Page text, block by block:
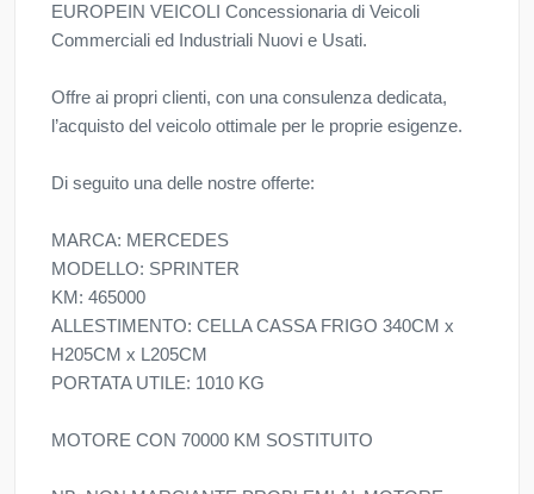
EUROPEIN VEICOLI Concessionaria di Veicoli
Commerciali ed Industriali Nuovi e Usati.
Offre ai propri clienti, con una consulenza dedicata,
l’acquisto del veicolo ottimale per le proprie esigenze.
Di seguito una delle nostre offerte:
MARCA: MERCEDES
MODELLO: SPRINTER
KM: 465000
ALLESTIMENTO: CELLA CASSA FRIGO 340CM x
H205CM x L205CM
PORTATA UTILE: 1010 KG
MOTORE CON 70000 KM SOSTITUITO